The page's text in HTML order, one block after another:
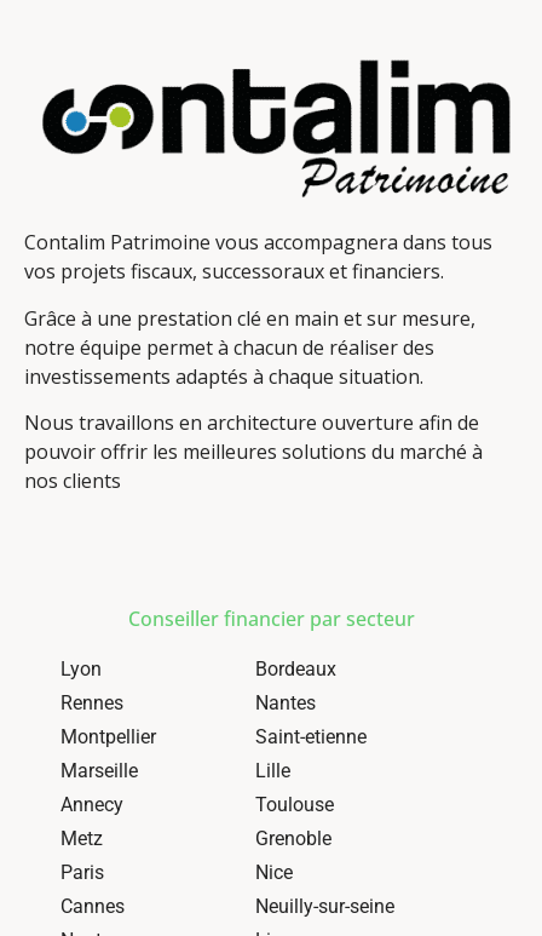
Contalim Patrimoine vous accompagnera dans tous
vos projets fiscaux, successoraux et financiers.
Grâce à une prestation clé en main et sur mesure,
notre équipe permet à chacun de réaliser des
investissements adaptés à chaque situation.
Nous travaillons en architecture ouverture afin de
pouvoir offrir les meilleures solutions du marché à
nos clients
Conseiller financier par secteur
Lyon
Bordeaux
Rennes
Nantes
Montpellier
Saint-etienne
Marseille
Lille
Annecy
Toulouse
Metz
Grenoble
Paris
Nice
Cannes
Neuilly-sur-seine